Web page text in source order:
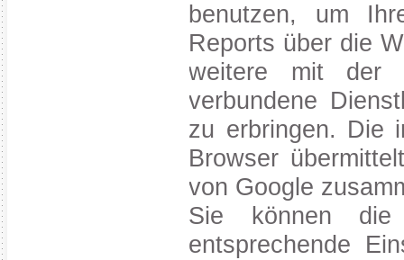
benutzen, um
Reports über die
weitere mit der
verbundene
zu erbringen. Die
Browser
von Google
Sie können die
entsprechende